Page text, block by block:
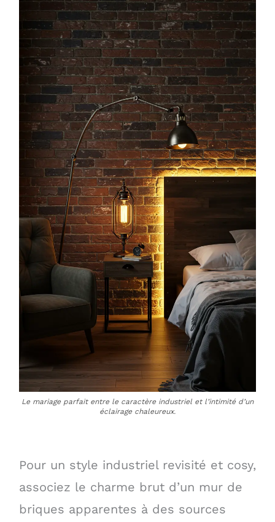
Le mariage parfait entre le caractère industriel et l’intimité d’un
éclairage chaleureux.
Pour un style industriel revisité et cosy,
associez le charme brut d’un mur de
briques apparentes à des sources